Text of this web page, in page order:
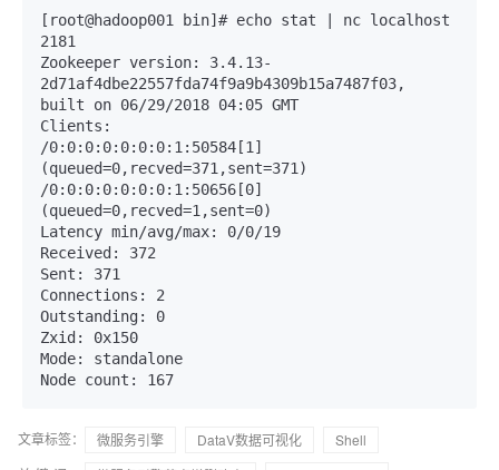
[root@hadoop001 bin]# echo stat | nc localhost
2181
Zookeeper version: 3.4.13-
2d71af4dbe22557fda74f9a9b4309b15a7487f03,
built on 06/29/2018 04:05 GMT
Clients:
/0:0:0:0:0:0:0:1:50584[1]
(queued=0,recved=371,sent=371)
/0:0:0:0:0:0:0:1:50656[0]
(queued=0,recved=1,sent=0)
Latency min/avg/max: 0/0/19
Received: 372
Sent: 371
Connections: 2
Outstanding: 0
Zxid: 0x150
Mode: standalone
文章标签： 微服务引擎 DataV数据可视化
Shell